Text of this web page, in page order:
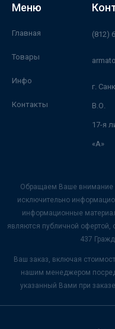
Меню
Главная
Товары
Инфо
Контакты
(812)
г.
В.О.
17-я
«А»
Обращаем Ваше внимание
исключительно
информационные
являются публичной
437
Ваш заказ, включая
нашим менеджером
указанный Вами при